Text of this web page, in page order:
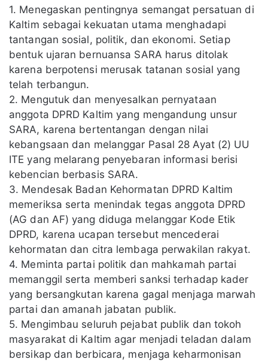
1. Menegaskan pentingnya semangat persatuan di
Kaltim sebagai kekuatan utama menghadapi
tantangan sosial, politik, dan ekonomi. Setiap
bentuk ujaran bernuansa SARA harus ditolak
karena berpotensi merusak tatanan sosial yang
telah terbangun.
2. Mengutuk dan menyesalkan pernyataan
anggota DPRD Kaltim yang mengandung unsur
SARA, karena bertentangan dengan nilai
kebangsaan dan melanggar Pasal 28 Ayat (2) UU
ITE yang melarang penyebaran informasi berisi
kebencian berbasis SARA.
3. Mendesak Badan Kehormatan DPRD Kaltim
memeriksa serta menindak tegas anggota DPRD
(AG dan AF) yang diduga melanggar Kode Etik
DPRD, karena ucapan tersebut mencederai
kehormatan dan citra lembaga perwakilan rakyat.
4. Meminta partai politik dan mahkamah partai
memanggil serta memberi sanksi terhadap kader
yang bersangkutan karena gagal menjaga marwah
partai dan amanah jabatan publik.
5. Mengimbau seluruh pejabat publik dan tokoh
masyarakat di Kaltim agar menjadi teladan dalam
bersikap dan berbicara, menjaga keharmonisan